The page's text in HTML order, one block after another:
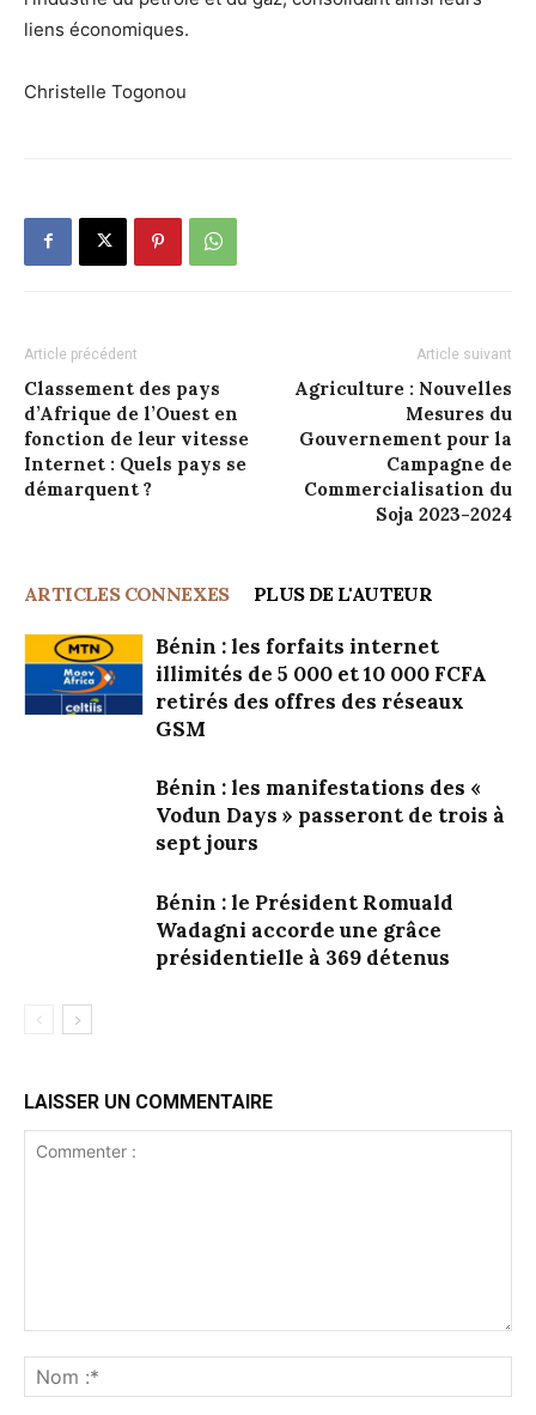
liens économiques.
Christelle Togonou
Article précédent
Classement des pays
d’Afrique de l’Ouest en
fonction de leur vitesse
Internet : Quels pays se
démarquent ?
Article suivant
Agriculture : Nouvelles
Mesures du
Gouvernement pour la
Campagne de
Commercialisation du
Soja 2023-2024
ARTICLES CONNEXES PLUS DE L'AUTEUR
Bénin : les forfaits internet
illimités de 5 000 et 10 000 FCFA
retirés des offres des réseaux
GSM
Bénin : les manifestations des «
Vodun Days » passeront de trois à
sept jours
Bénin : le Président Romuald
Wadagni accorde une grâce
présidentielle à 369 détenus
LAISSER UN COMMENTAIRE